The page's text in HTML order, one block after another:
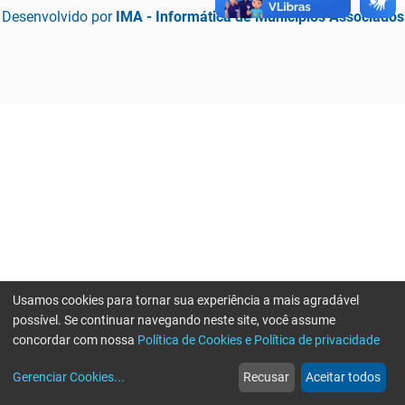
Desenvolvido por IMA - Informática de Municípios Associados
web
Notícias
more_horiz
Mais
Usamos cookies para tornar sua experiência a mais agradável
possível. Se continuar navegando neste site, você assume
concordar com nossa Política de Cookies e Política de privacidade
Gerenciar Cookies... Recusar Aceitar todos
Erro ao enviar informações, por favor tente novamente